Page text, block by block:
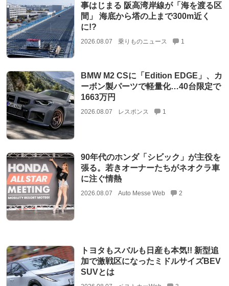
事はじまる 阪高湾岸線が「海を渡る区
間」 海底から塔の上まで300m近く
に!?
2026.08.07 乗りものニュース 1
BMW M2 CSに「Edition EDGE」、カ
ーボン製パーツで軽量化…40台限定で
1663万円
2026.08.07 レスポンス 1
90年代のホンダ「シビック」が主役を
張る。若きオーナーたちがネオクラ車
に注ぐ情熱
2026.08.07 Auto Messe Web 2
トヨタもスバルも日産も本気!! 新型追
加で激戦区になったミドルサイズBEV
SUVとは